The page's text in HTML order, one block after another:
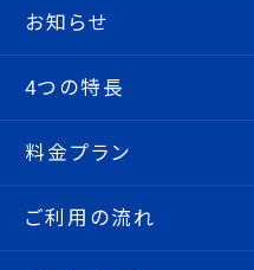
お知らせ
4つの特長
料金プラン
ご利用の流れ